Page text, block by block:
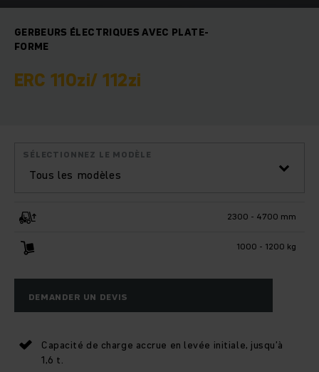
GERBEURS ÉLECTRIQUES AVEC PLATE-
FORME
ERC 110zi/ 112zi
Tous les modèles
SÉLECTIONNEZ LE MODÈLE
2300 - 4700 mm
1000 - 1200 kg
DEMANDER UN DEVIS
Capacité de charge accrue en levée initiale, jusqu’à
1,6 t.